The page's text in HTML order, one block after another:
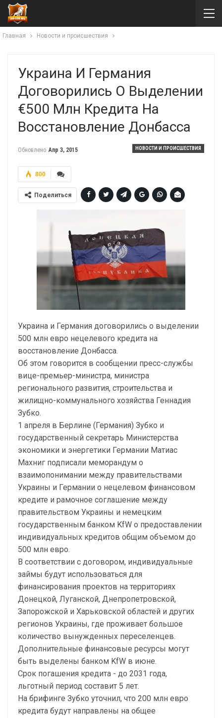
Главная Новости и происшествия
Украина И Германия
Договорились О Выделении
€500 Млн Кредита На
Восстановление Донбасса
НОВОСТИ И ПРОИСШЕСТВИЯ
Обновлено Апр 3, 2015
800
Поделиться
Украина и Германия договорились о выделении
500 млн евро нецелевого кредита на
восстановление Донбасса.
Об этом говорится в сообщении пресс-службы
вице-премьер-министра, министра
регионального развития, строительства и
жилищно-коммунального хозяйства Геннадия
Зубко.
1 апреля в Берлине (Германия) Зубко и
государственный секретарь Министерства
экономики и энергетики Германии Матиас
Махниг подписали меморандум о
взаимопонимании между правительствами
Украины и Германии о нецелевом финансовом
кредите и рамочное соглашение между
правительством Украины и немецким
государственным банком KfW о предоставлении
индивидуальных кредитов общим объемом до
500 млн евро.
В соответствии с договором, индивидуальные
займы будут использоваться для
финансирования проектов на территориях
Донецкой, Луганской, Днепропетровской,
Запорожской и Харьковской областей и других
регионов Украины, где проживает большое
количество вынужденных переселенцев.
Дополнительные финансовые ресурсы могут
быть выделены банком KfW в июне.
Срок погашения кредита - до 2031 года,
льготный период составит 5 лет.
На брифинге Зубко уточнил, что 200 млн евро
кредита будут направлены на общее